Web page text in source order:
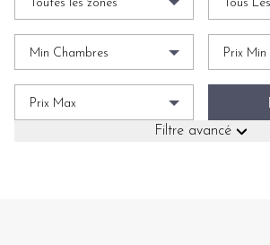
Toutes les zones Tous
Min Chambres Prix Min
Prix Max
Filtre avancé